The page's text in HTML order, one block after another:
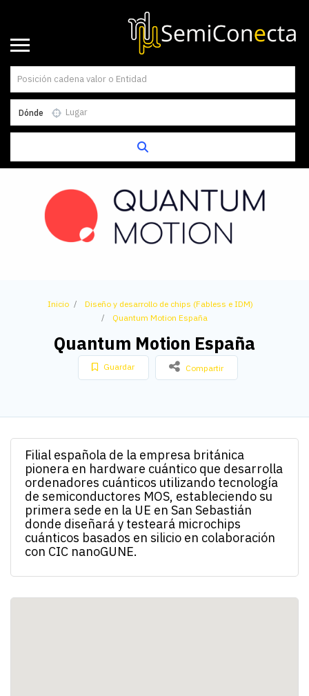
Dónde
Inicio
Diseño y desarrollo de chips (Fabless e IDM)
Quantum Motion España
Quantum Motion España
Guardar Compartir
Filial española de la empresa británica
pionera en hardware cuántico que desarrolla
ordenadores cuánticos utilizando tecnología
de semiconductores MOS, estableciendo su
primera sede en la UE en San Sebastián
donde diseñará y testeará microchips
cuánticos basados en silicio en colaboración
con CIC nanoGUNE.